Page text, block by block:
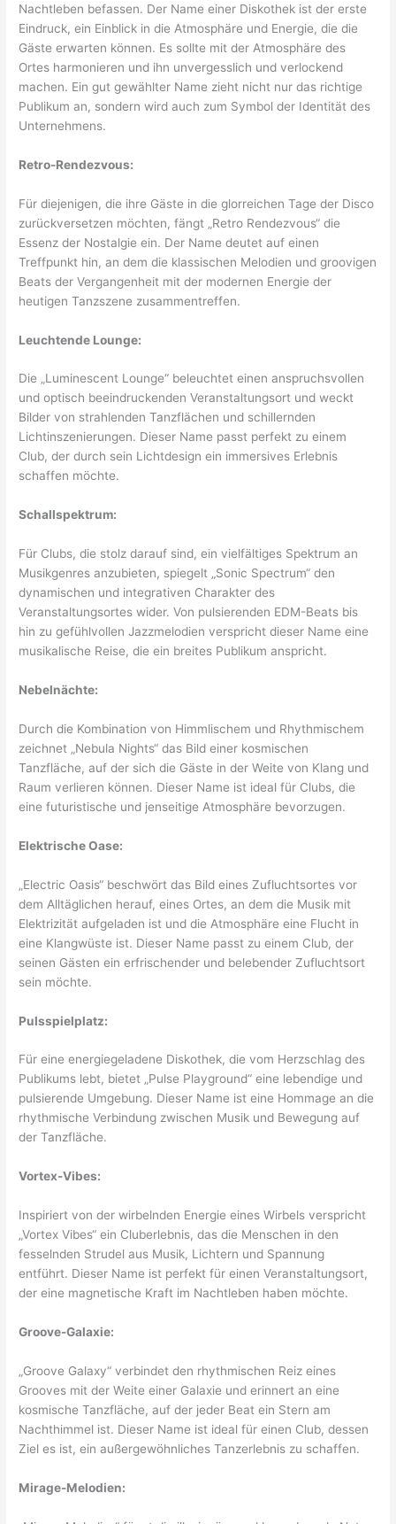
Nachtleben befassen. Der Name einer Diskothek ist der erste
Eindruck, ein Einblick in die Atmosphäre und Energie, die die
Gäste erwarten können. Es sollte mit der Atmosphäre des
Ortes harmonieren und ihn unvergesslich und verlockend
machen. Ein gut gewählter Name zieht nicht nur das richtige
Publikum an, sondern wird auch zum Symbol der Identität des
Unternehmens.
Retro-Rendezvous:
Für diejenigen, die ihre Gäste in die glorreichen Tage der Disco
zurückversetzen möchten, fängt „Retro Rendezvous“ die
Essenz der Nostalgie ein. Der Name deutet auf einen
Treffpunkt hin, an dem die klassischen Melodien und groovigen
Beats der Vergangenheit mit der modernen Energie der
heutigen Tanzszene zusammentreffen.
Leuchtende Lounge:
Die „Luminescent Lounge“ beleuchtet einen anspruchsvollen
und optisch beeindruckenden Veranstaltungsort und weckt
Bilder von strahlenden Tanzflächen und schillernden
Lichtinszenierungen. Dieser Name passt perfekt zu einem
Club, der durch sein Lichtdesign ein immersives Erlebnis
schaffen möchte.
Schallspektrum:
Für Clubs, die stolz darauf sind, ein vielfältiges Spektrum an
Musikgenres anzubieten, spiegelt „Sonic Spectrum“ den
dynamischen und integrativen Charakter des
Veranstaltungsortes wider. Von pulsierenden EDM-Beats bis
hin zu gefühlvollen Jazzmelodien verspricht dieser Name eine
musikalische Reise, die ein breites Publikum anspricht.
Nebelnächte:
Durch die Kombination von Himmlischem und Rhythmischem
zeichnet „Nebula Nights“ das Bild einer kosmischen
Tanzfläche, auf der sich die Gäste in der Weite von Klang und
Raum verlieren können. Dieser Name ist ideal für Clubs, die
eine futuristische und jenseitige Atmosphäre bevorzugen.
Elektrische Oase:
„Electric Oasis“ beschwört das Bild eines Zufluchtsortes vor
dem Alltäglichen herauf, eines Ortes, an dem die Musik mit
Elektrizität aufgeladen ist und die Atmosphäre eine Flucht in
eine Klangwüste ist. Dieser Name passt zu einem Club, der
seinen Gästen ein erfrischender und belebender Zufluchtsort
sein möchte.
Pulsspielplatz:
Für eine energiegeladene Diskothek, die vom Herzschlag des
Publikums lebt, bietet „Pulse Playground“ eine lebendige und
pulsierende Umgebung. Dieser Name ist eine Hommage an die
rhythmische Verbindung zwischen Musik und Bewegung auf
der Tanzfläche.
Vortex-Vibes:
Inspiriert von der wirbelnden Energie eines Wirbels verspricht
„Vortex Vibes“ ein Cluberlebnis, das die Menschen in den
fesselnden Strudel aus Musik, Lichtern und Spannung
entführt. Dieser Name ist perfekt für einen Veranstaltungsort,
der eine magnetische Kraft im Nachtleben haben möchte.
Groove-Galaxie:
„Groove Galaxy“ verbindet den rhythmischen Reiz eines
Grooves mit der Weite einer Galaxie und erinnert an eine
kosmische Tanzfläche, auf der jeder Beat ein Stern am
Nachthimmel ist. Dieser Name ist ideal für einen Club, dessen
Ziel es ist, ein außergewöhnliches Tanzerlebnis zu schaffen.
Mirage-Melodien: